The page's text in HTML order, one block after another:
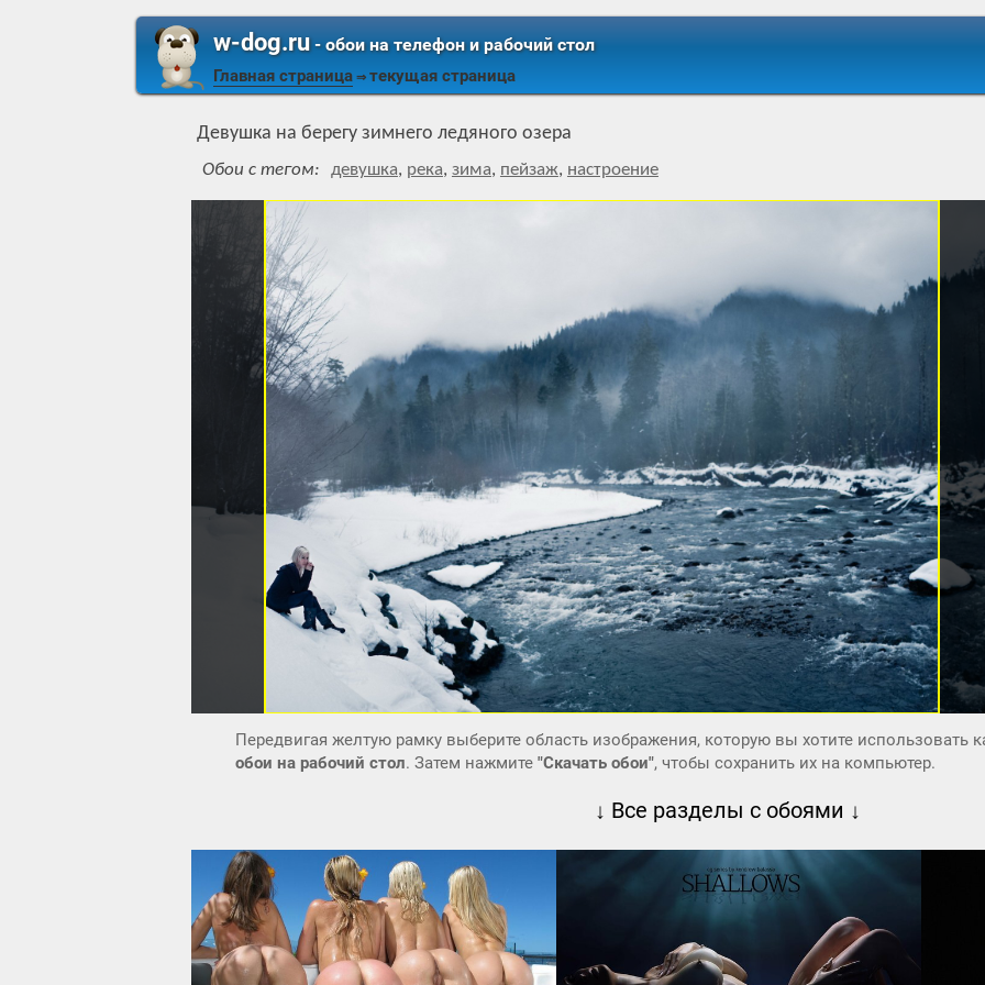
w-dog.ru- обои на телефон и рабочий стол
Главная страница ⇒ текущая страница
Девушка на берегу зимнего ледяного озера
Обои с тегом: девушка, река, зима, пейзаж, настроение
Передвигая желтую рамку выберите область изображения, которую вы хотите использовать
обои на рабочий стол. Затем нажмите "Скачать обои", чтобы сохранить их на компьютер.
↓ Все разделы с обоями ↓